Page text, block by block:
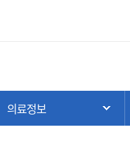
HOME
의료정보